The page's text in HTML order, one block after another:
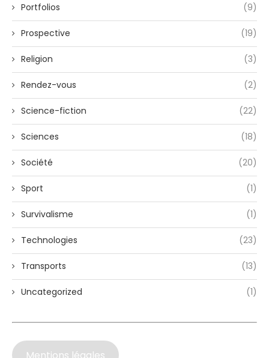
Portfolios (9)
Prospective (19)
Religion (3)
Rendez-vous (2)
Science-fiction (22)
Sciences (18)
Société (20)
Sport (1)
Survivalisme (1)
Technologies (23)
Transports (13)
Uncategorized (1)
Mentions légales